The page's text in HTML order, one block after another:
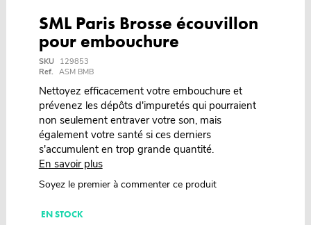
SML Paris Brosse écouvillon
pour embouchure
SKU
129853
Ref. ASM BMB
Nettoyez efficacement votre embouchure et
prévenez les dépôts d'impuretés qui pourraient
non seulement entraver votre son, mais
également votre santé si ces derniers
s'accumulent en trop grande quantité.
En savoir plus
Soyez le premier à commenter ce produit
EN STOCK